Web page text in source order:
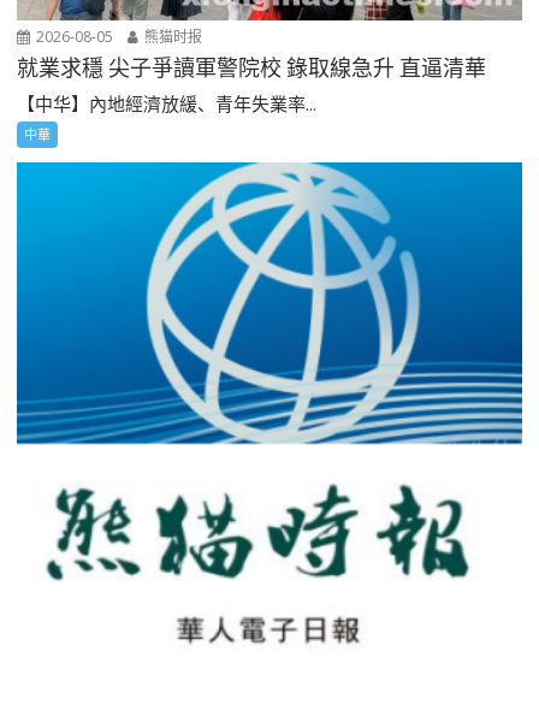
2026-08-05 熊猫时报
就業求穩 尖子爭讀軍警院校 錄取線急升 直逼清華
【中华】內地經濟放緩、青年失業率...
中華